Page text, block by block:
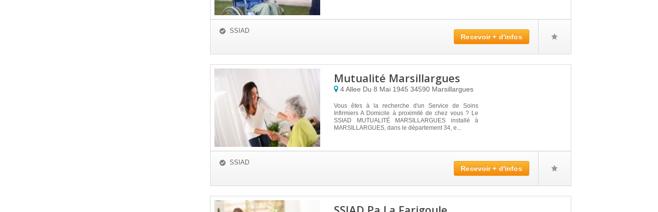
SSIAD
Recevoir + d'infos
Mutualité Marsillargues
4 Allee Du 8 Mai 1945 34590 Marsillargues
Vous êtes à la recherche d'un Service de Soins
Infirmiers A Domicile à proximité de chez vous ? Le
SSIAD MUTUALITÉ MARSILLARGUES installé à
MARSILLARGUES, dans le département 34, e...
SSIAD
Recevoir + d'infos